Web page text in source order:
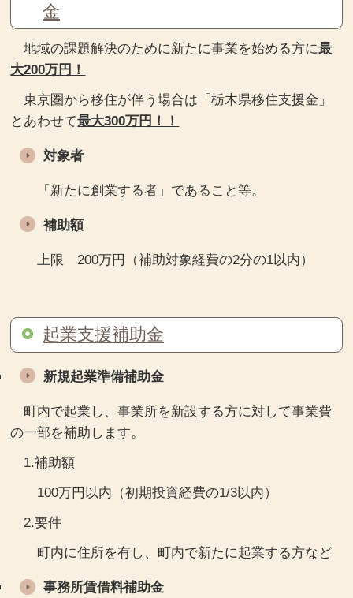
金
地域の課題解決のために新たに事業を始める方に最
大200万円！
東京圏から移住が伴う場合は「栃木県移住支援金」
とあわせて最大300万円！！
対象者
「新たに創業する者」であること等。
補助額
上限 200万円（補助対象経費の2分の1以内）
起業支援補助金
新規起業準備補助金
町内で起業し、事業所を新設する方に対して事業費
の一部を補助します。
1.補助額
100万円以内（初期投資経費の1/3以内）
2.要件
町内に住所を有し、町内で新たに起業する方など
事務所賃借料補助金